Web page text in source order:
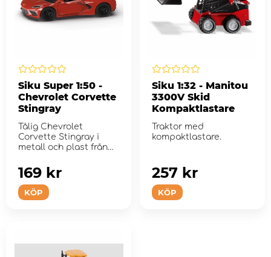
Siku Super 1:50 -
Chevrolet Corvette
Stingray
Tålig Chevrolet
Corvette Stingray i
metall och plast från
KÖP
169 kr
Siku 1:32 - Manitou
3300V Skid
Kompaktlastare
Traktor med
kompaktlastare.
KÖP
257 kr